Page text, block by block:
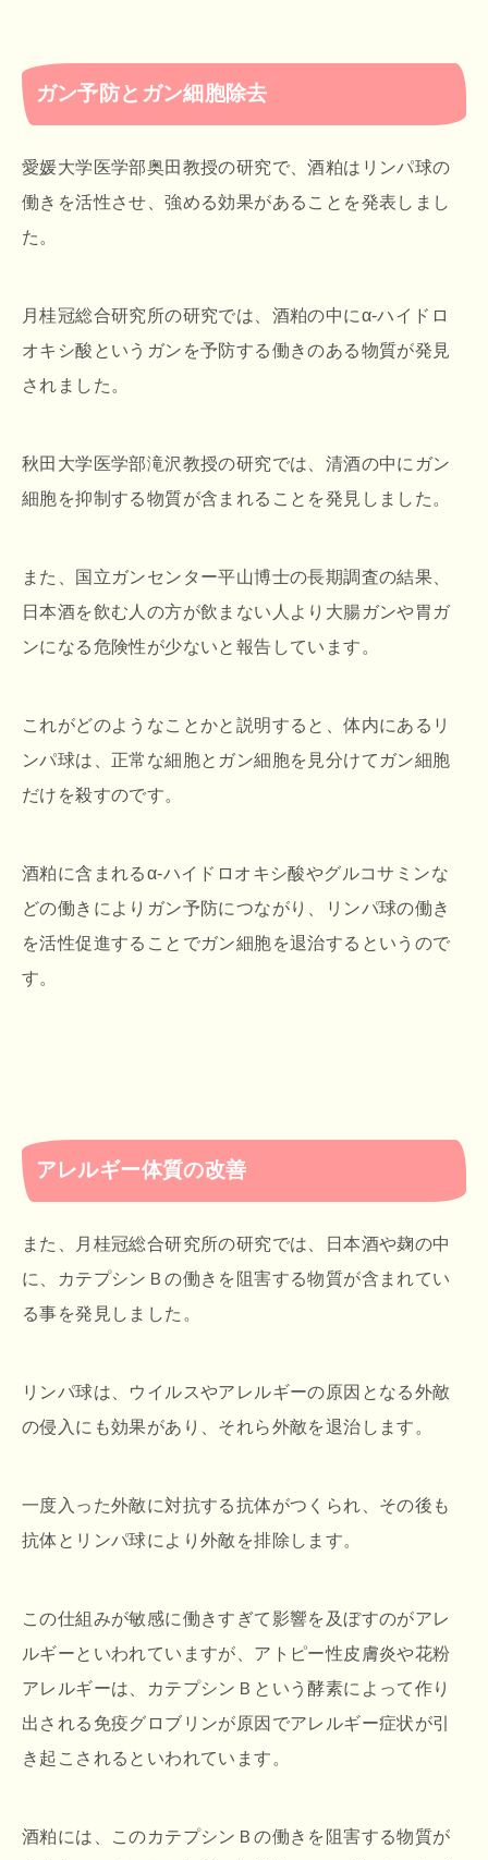
ガン予防とガン細胞除去
愛媛大学医学部奥田教授の研究で、酒粕はリンパ球の
働きを活性させ、強める効果があることを発表しまし
た。
月桂冠総合研究所の研究では、酒粕の中にα-ハイドロ
オキシ酸というガンを予防する働きのある物質が発見
されました。
秋田大学医学部滝沢教授の研究では、清酒の中にガン
細胞を抑制する物質が含まれることを発見しました。
また、国立ガンセンター平山博士の長期調査の結果、
日本酒を飲む人の方が飲まない人より大腸ガンや胃ガ
ンになる危険性が少ないと報告しています。
これがどのようなことかと説明すると、体内にあるリ
ンパ球は、正常な細胞とガン細胞を見分けてガン細胞
だけを殺すのです。
酒粕に含まれるα-ハイドロオキシ酸やグルコサミンな
どの働きによりガン予防につながり、リンパ球の働き
を活性促進することでガン細胞を退治するというので
す。
アレルギー体質の改善
また、月桂冠総合研究所の研究では、日本酒や麹の中
に、カテプシンＢの働きを阻害する物質が含まれてい
る事を発見しました。
リンパ球は、ウイルスやアレルギーの原因となる外敵
の侵入にも効果があり、それら外敵を退治します。
一度入った外敵に対抗する抗体がつくられ、その後も
抗体とリンパ球により外敵を排除します。
この仕組みが敏感に働きすぎて影響を及ぼすのがアレ
ルギーといわれていますが、アトピー性皮膚炎や花粉
アレルギーは、カテプシンＢという酵素によって作り
出される免疫グロブリンが原因でアレルギー症状が引
き起こされるといわれています。
酒粕には、このカテプシンＢの働きを阻害する物質が